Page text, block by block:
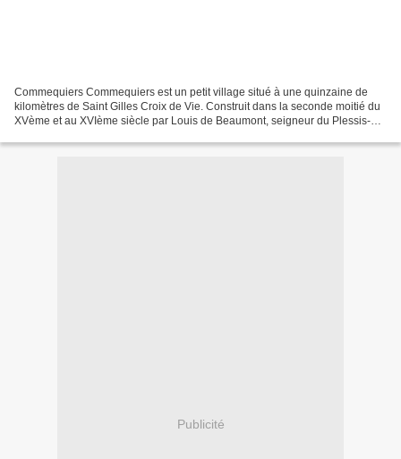
Commequiers Commequiers est un petit village situé à une quinzaine de
kilomètres de Saint Gilles Croix de Vie. Construit dans la seconde moitié du
XVème et au XVIème siècle par Louis de Beaumont, seigneur du Plessis-
Publicité